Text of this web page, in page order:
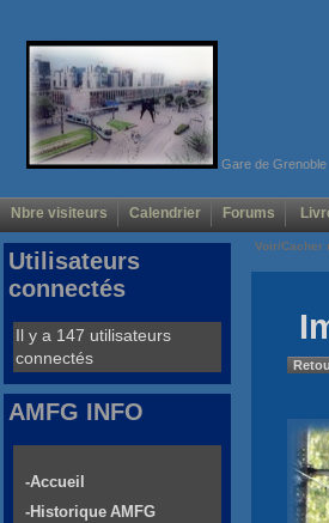
Gare de Grenoble
Nbre visiteurs Calendrier Forums
Voir/Cacher
Utilisateurs
connectés
Il y a 147 utilisateurs
connectés
AMFG INFO
-Accueil
-Historique AMFG